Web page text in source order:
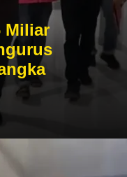
Miliar